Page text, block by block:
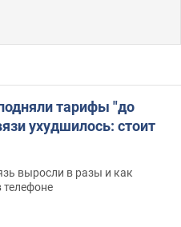
тарифы "до
ухудшилось: стоит
выросли в разы и как
телефоне